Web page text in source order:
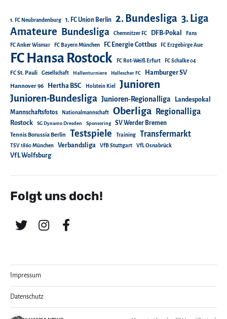
1. FC Neubrandenburg 1. FC Union Berlin 2. Bundesliga 3. Liga
Amateure Bundesliga Chemnitzer FC DFB-Pokal Fans
FC Anker Wismar FC Bayern München FC Energie Cottbus FC Erzgebirge Aue
FC Hansa Rostock FC Rot-Weiß Erfurt FC Schalke 04
FC St. Pauli Gesellschaft Hallenturniere Hallescher FC Hamburger SV
Hannover 96 Hertha BSC Holstein Kiel Junioren
Junioren-Bundesliga Junioren-Regionalliga
Landespokal
Mannschaftsfotos
Nationalmannschaft Oberliga Regionalliga
Rostock SG Dynamo Dresden Sponsoring SV Werder Bremen
Tennis Borussia Berlin Testspiele Training Transfermarkt
TSV 1860 München Verbandsliga VfB Stuttgart VfL Osnabrück
VfL Wolfsburg
Folgt uns doch!
Impressum
Datenschutz